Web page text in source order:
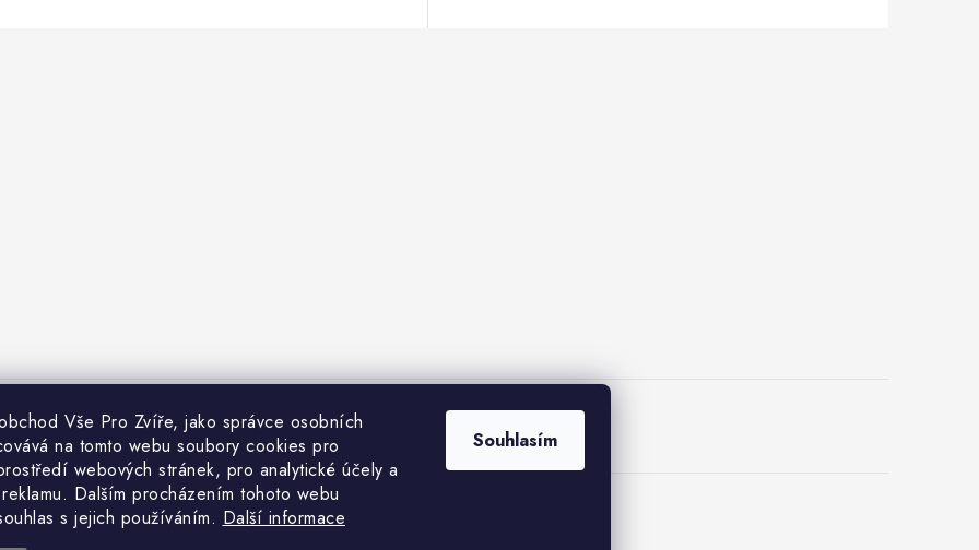
Vše Pro Zvíře, jako správce osobních
na tomto webu soubory cookies pro
webových stránek, pro analytické účely a
Dalším procházením tohoto webu
s jejich používáním. Další informace
Souhlasím
podmínky Heuréka recenze VseProZvire.cz 2011-2024
Copyright 2026 Vše Pro Zvíře. Všechna práva vyhrazena.